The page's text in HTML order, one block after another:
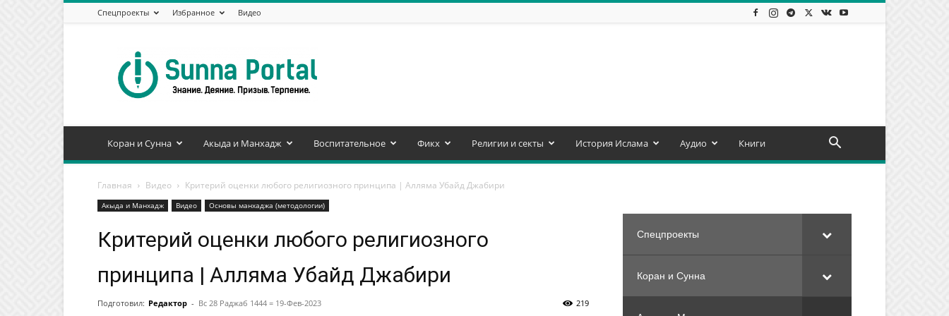
Спецпроекты Избранное Видео
Портал
Коран и Сунна Акыда и Манхадж Воспитательное Фикх Религии и секты История Ислама Аудио Книги
Главная Видео Критерий оценки любого религиозного принципа | Алляма Убайд Джабири
Акыда и Манхадж Видео Основы манхаджа (методологии)
Критерий оценки любого религиозного
принципа | Алляма Убайд Джабири
Подготовил: Редактор - Вс 28 Раджаб 1444 = 19-Фев-2023 219
Спецпроекты
Коран и Сунна